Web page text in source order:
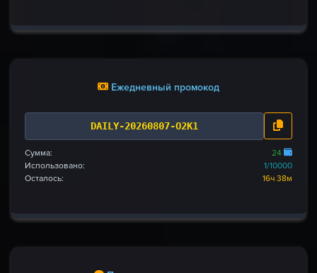
Ежедневный промокод
DAILY-20260807-O2K1
Сумма:
24
Использовано:
1/10000
Осталось:
16ч 38м